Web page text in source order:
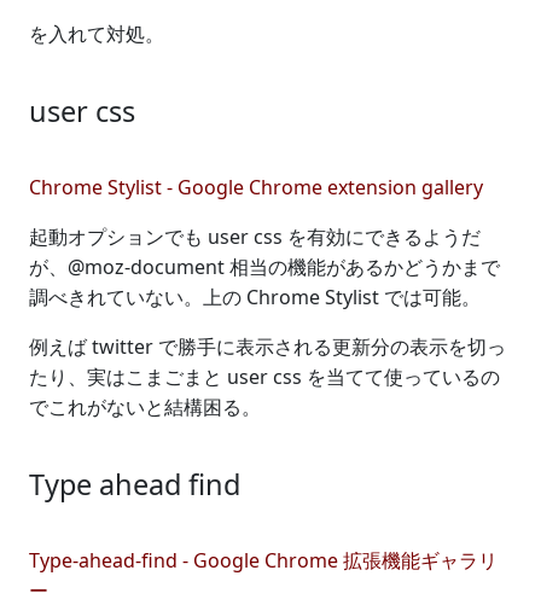
を入れて対処。
user css
Chrome Stylist - Google Chrome extension gallery
起動オプションでも user css を有効にできるようだ
が、@moz-document 相当の機能があるかどうかまで
調べきれていない。上の Chrome Stylist では可能。
例えば twitter で勝手に表示される更新分の表示を切っ
たり、実はこまごまと user css を当てて使っているの
でこれがないと結構困る。
Type ahead find
Type-ahead-find - Google Chrome 拡張機能ギャラリ
ー